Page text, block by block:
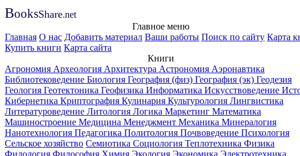
BooksShare.net
Главное меню
Главная О нас Добавить материал Ваши работы Поиск по сайту Карта
Купить книги Карта сайта
Книги
Агрономия Археология Архитектура Астрономия Аэронавтика
Библиотековедение Биология География (физ) География (эк) Геодезия
Геология Геотектоника Геофизика Информатика Искусствоведение
Кибернетика Криптография Кулинария Культурология Лингвистика
Литературоведение Литология Логика Маркетинг Математика
Машиностроение Медицина Менеджмент Механика Минералогия
Нанотехнология Педагогика Политология Почвоведение Психология
Сельское хозяйство Семиотика Социология Теплотехника Физика
Филология Философия Химия Экология Экономика Электротехника